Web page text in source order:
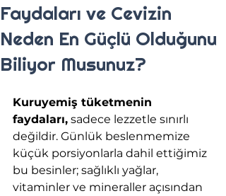
Faydaları ve Cevizin
Neden En Güçlü Olduğunu
Biliyor Musunuz?
​​Kuruyemiş tüketmenin
faydaları, sadece lezzetle sınırlı
değildir. Günlük beslenmemize
küçük porsiyonlarla dahil ettiğimiz
bu besinler; sağlıklı yağlar,
vitaminler ve mineraller açısından